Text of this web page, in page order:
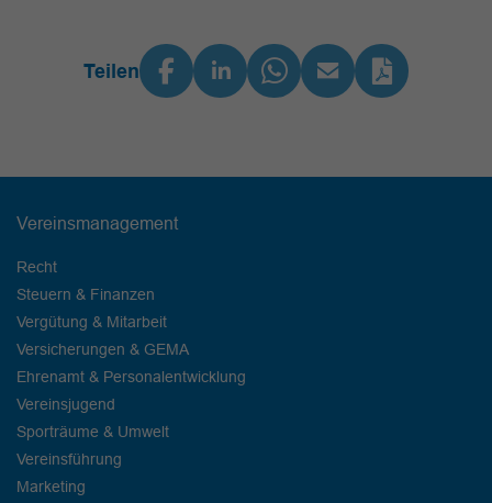
Teilen
Vereinsmanagement
Recht
Steuern & Finanzen
Vergütung & Mitarbeit
Versicherungen & GEMA
Ehrenamt & Personalentwicklung
Vereinsjugend
Sporträume & Umwelt
Vereinsführung
Marketing